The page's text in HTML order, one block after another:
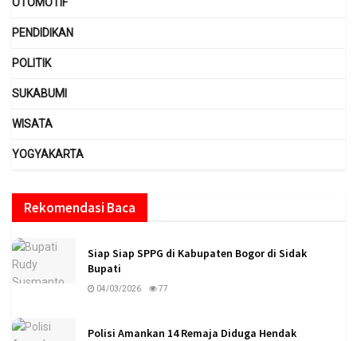
OTOMOTIF
PENDIDIKAN
POLITIK
SUKABUMI
WISATA
YOGYAKARTA
Rekomendasi Baca
Siap Siap SPPG di Kabupaten Bogor di Sidak
Bupati
04/03/2026 77
Polisi Amankan 14 Remaja Diduga Hendak